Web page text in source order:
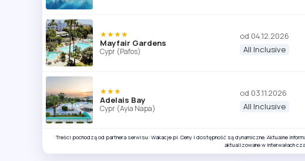
★★★★
Mayfair Gardens
Cypr (Pafos)
od 04.12.2026
All Inclusive
★★★
Adelais Bay
Cypr (Ayia Napa)
od 03.11.2026
All Inclusive
Treści pochodzą od partnera serwisu: Wakacje.pl. Ceny i dostępność są dynamiczne. Aktualne
aktualizowane w interwałach